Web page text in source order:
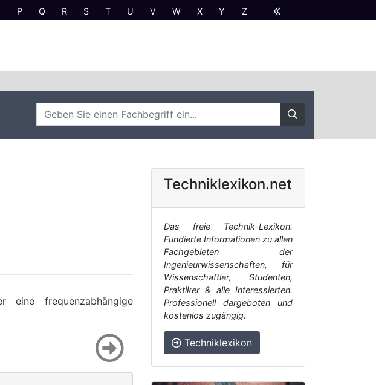
P Q R S T U V W X Y Z
frequenzabhängige
Techniklexikon.net
Das freie Technik-Lexikon.
Fundierte Informationen zu allen
Fachgebieten der
Ingenieurwissenschaften, für
Wissenschaftler, Studenten,
Praktiker & alle Interessierten.
Professionell dargeboten und
kostenlos zugängig.
Techniklexikon